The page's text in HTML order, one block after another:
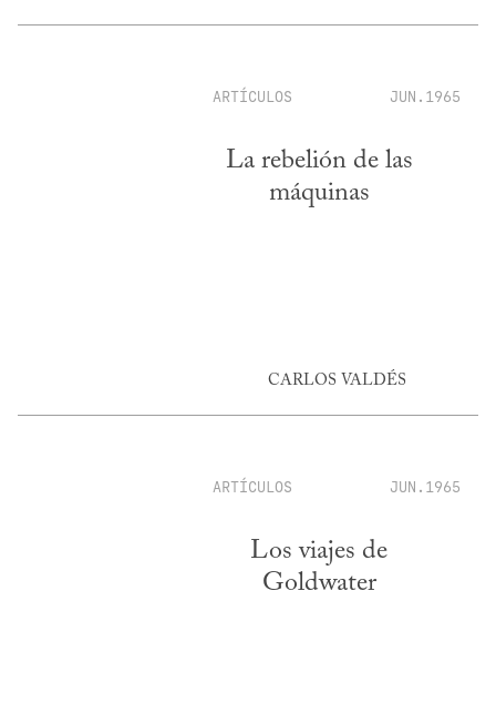
ARTÍCULOS JUN.1965
La rebelión de las
máquinas
CARLOS VALDÉS
ARTÍCULOS JUN.1965
Los viajes de
Goldwater